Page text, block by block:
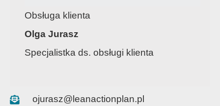
Obsługa klienta
Olga Jurasz
Specjalistka ds. obsługi klienta
ojurasz@leanactionplan.pl